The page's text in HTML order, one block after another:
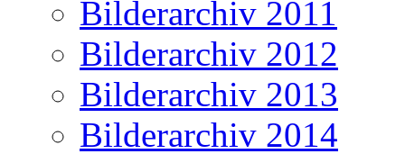
Bilderarchiv 2011
Bilderarchiv 2012
Bilderarchiv 2013
Bilderarchiv 2014